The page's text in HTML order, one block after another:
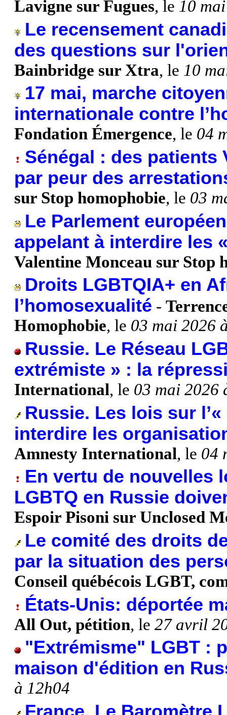
Lavigne sur Fugues, le 10
Le recensement
des questions sur
Bainbridge sur Xtra, le 10
17 mai, marche
internationale contre
Fondation Émergence, le 04
Sénégal : des patients
par peur des
sur Stop homophobie, le 03
Le Parlement
appelant à interdire les
Valentine Monceau sur Stop
Droits LGBTQIA+ en
l’homosexualité -
Homophobie, le 03 mai 2026
Russie. Le Réseau
extrémiste » : la
International, le 03 mai 2026
Russie. Les lois sur
interdire les
Amnesty International, le 04
En vertu de nouvelles
LGBTQ en Russie
Espoir Pisoni sur Unclosed
Le comité des droits
par la situation des
Conseil québécois LGBT,
États-Unis: déportée
All Out, pétition, le 27 avril
"Extrémisme" LGBT :
maison d'édition en
à 12h04